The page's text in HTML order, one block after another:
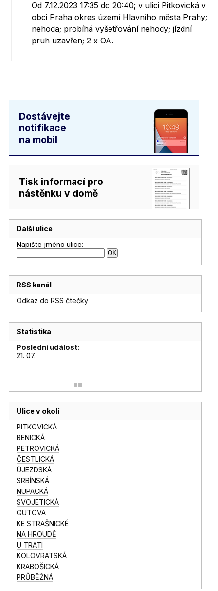
Od 7.12.2023 17:35 do 20:40; v ulici Pitkovická v
obci Praha okres území Hlavního města Prahy;
nehoda; probíhá vyšetřování nehody; jízdní
pruh uzavřen; 2 x OA.
Dostávejte
notifikace
na mobil
Tisk informací pro
nástěnku v domě
Další ulice
Napište jméno ulice:
RSS kanál
Odkaz do RSS čtečky
Statistika
Poslední událost:
21. 07.
Ulice v okolí
PITKOVICKÁ
BENICKÁ
PETROVICKÁ
ČESTLICKÁ
ÚJEZDSKÁ
SRBÍNSKÁ
NUPACKÁ
SVOJETICKÁ
GUTOVA
KE STRAŠNICKÉ
NA HROUDĚ
U TRATI
KOLOVRATSKÁ
KRABOŠICKÁ
PRŮBĚŽNÁ